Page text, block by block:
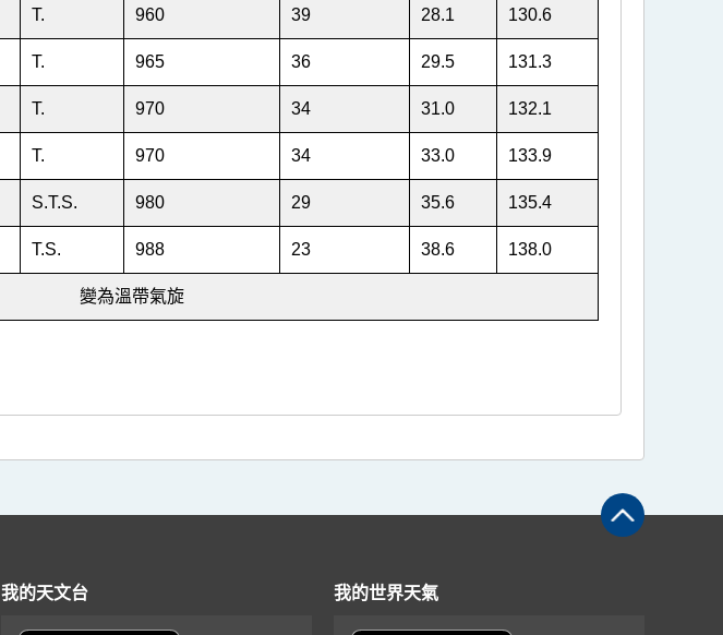
T. 960 39 28.1 130.6
T. 965 36 29.5 131.3
T. 970 34 31.0 132.1
T. 970 34 33.0 133.9
S.T.S. 980 29 35.6 135.4
T.S. 988 23 38.6 138.0
變為溫帶氣旋
我的天文台 我的世界天氣